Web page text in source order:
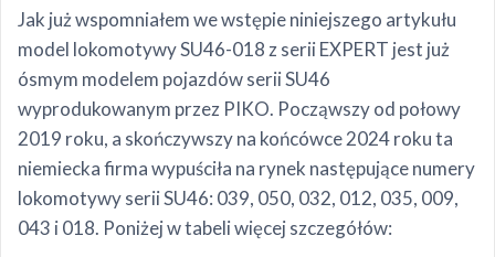
Jak już wspomniałem we wstępie niniejszego artykułu
model lokomotywy SU46-018 z serii EXPERT jest już
ósmym modelem pojazdów serii SU46
wyprodukowanym przez PIKO. Począwszy od połowy
2019 roku, a skończywszy na końcówce 2024 roku ta
niemiecka firma wypuściła na rynek następujące numery
lokomotywy serii SU46: 039, 050, 032, 012, 035, 009,
043 i 018. Poniżej w tabeli więcej szczegółów: